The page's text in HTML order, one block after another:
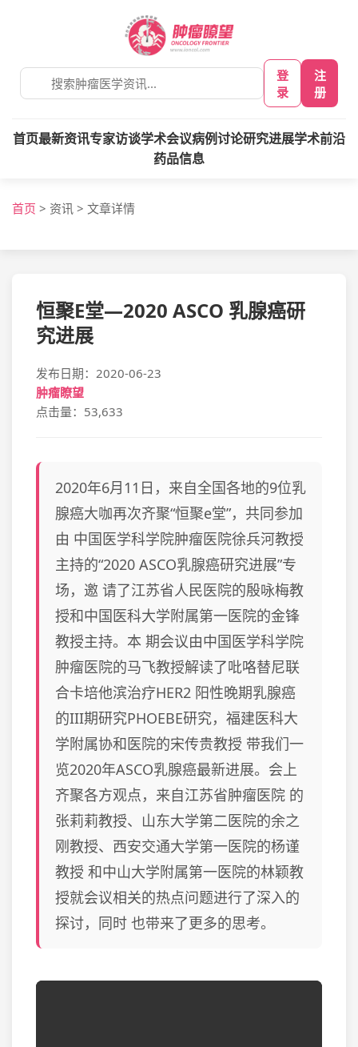
登
录
注
册
首页最新资讯专家访谈学术会议病例讨论研究进展学术前沿
药品信息
首页 > 资讯 > 文章详情
恒聚E堂—2020 ASCO 乳腺癌研
究进展
发布日期：2020-06-23
肿瘤瞭望
点击量：53,633
2020年6月11日，来自全国各地的9位乳
腺癌大咖再次齐聚“恒聚e堂”，共同参加
由 中国医学科学院肿瘤医院徐兵河教授
主持的“2020 ASCO乳腺癌研究进展”专
场，邀 请了江苏省人民医院的殷咏梅教
授和中国医科大学附属第一医院的金锋
教授主持。本 期会议由中国医学科学院
肿瘤医院的马飞教授解读了吡咯替尼联
合卡培他滨治疗HER2 阳性晚期乳腺癌
的III期研究PHOEBE研究，福建医科大
学附属协和医院的宋传贵教授 带我们一
览2020年ASCO乳腺癌最新进展。会上
齐聚各方观点，来自江苏省肿瘤医院 的
张莉莉教授、山东大学第二医院的余之
刚教授、西安交通大学第一医院的杨谨
教授 和中山大学附属第一医院的林颖教
授就会议相关的热点问题进行了深入的
探讨，同时 也带来了更多的思考。